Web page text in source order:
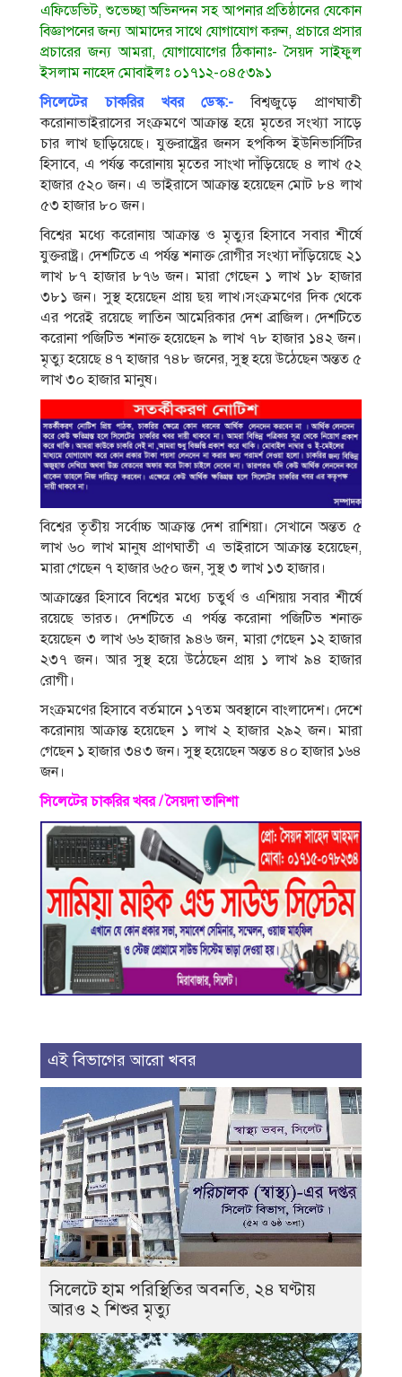
এফিডেভিট, শুভেচ্ছা অভিনন্দন সহ আপনার প্রতিষ্ঠানের যেকোন
বিজ্ঞাপনের জন্য আমাদের সাথে যোগাযোগ করুন, প্রচারে প্রসার
প্রচারের জন্য আমরা, যোগাযোগের ঠিকানাঃ- সৈয়দ সাইফুল
ইসলাম নাহেদ মোবাইলঃ ০১৭১২-০৪৫৩৯১
সিলেটের চাকরির খবর ডেস্ক:-
বিশ্বজুড়ে প্রাণঘাতী
করোনাভাইরাসের সংক্রমণে আক্রান্ত হয়ে মৃতের সংখ্যা সাড়ে
চার লাখ ছাড়িয়েছে। যুক্তরাষ্ট্রের জনস হপকিন্স ইউনিভার্সিটির
হিসাবে, এ পর্যন্ত করোনায় মৃতের সাংখা দাঁড়িয়েছে ৪ লাখ ৫২
হাজার ৫২০ জন। এ ভাইরাসে আক্রান্ত হয়েছেন মোট ৮৪ লাখ
৫৩ হাজার ৮০ জন।
বিশ্বের মধ্যে করোনায় আক্রান্ত ও মৃত্যুর হিসাবে সবার শীর্ষে
যুক্তরাষ্ট্র। দেশটিতে এ পর্যন্ত শনাক্ত রোগীর সংখ্যা দাঁড়িয়েছে ২১
লাখ ৮৭ হাজার ৮৭৬ জন। মারা গেছেন ১ লাখ ১৮ হাজার
৩৮১ জন। সুস্থ হয়েছেন প্রায় ছয় লাখ।সংক্রমণের দিক থেকে
এর পরেই রয়েছে লাতিন আমেরিকার দেশ ব্রাজিল। দেশটিতে
করোনা পজিটিভ শনাক্ত হয়েছেন ৯ লাখ ৭৮ হাজার ১৪২ জন।
মৃত্যু হয়েছে ৪৭ হাজার ৭৪৮ জনের, সুস্থ হয়ে উঠেছেন অন্তত ৫
লাখ ৩০ হাজার মানুষ।
বিশ্বের তৃতীয় সর্বোচ্চ আক্রান্ত দেশ রাশিয়া। সেখানে অন্তত ৫
লাখ ৬০ লাখ মানুষ প্রাণঘাতী এ ভাইরাসে আক্রান্ত হয়েছেন,
মারা গেছেন ৭ হাজার ৬৫০ জন, সুস্থ ৩ লাখ ১৩ হাজার।
আক্রান্তের হিসাবে বিশ্বের মধ্যে চতুর্থ ও এশিয়ায় সবার শীর্ষে
রয়েছে ভারত। দেশটিতে এ পর্যন্ত করোনা পজিটিভ শনাক্ত
হয়েছেন ৩ লাখ ৬৬ হাজার ৯৪৬ জন, মারা গেছেন ১২ হাজার
২৩৭ জন। আর সুস্থ হয়ে উঠেছেন প্রায় ১ লাখ ৯৪ হাজার
রোগী।
সংক্রমণের হিসাবে বর্তমানে ১৭তম অবস্থানে বাংলাদেশ। দেশে
করোনায় আক্রান্ত হয়েছেন ১ লাখ ২ হাজার ২৯২ জন। মারা
গেছেন ১ হাজার ৩৪৩ জন। সুস্থ হয়েছেন অন্তত ৪০ হাজার ১৬৪
জন।
সিলেটের চাকরির খবর / সৈয়দা তানিশা
এই বিভাগের আরো খবর
সিলেটে হাম পরিস্থিতির অবনতি, ২৪ ঘণ্টায়
আরও ২ শিশুর মৃত্যু